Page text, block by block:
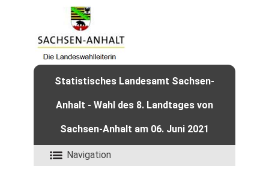
Statistisches Landesamt Sachsen-
Anhalt - Wahl des 8. Landtages von
Sachsen-Anhalt am 06. Juni 2021
Navigation